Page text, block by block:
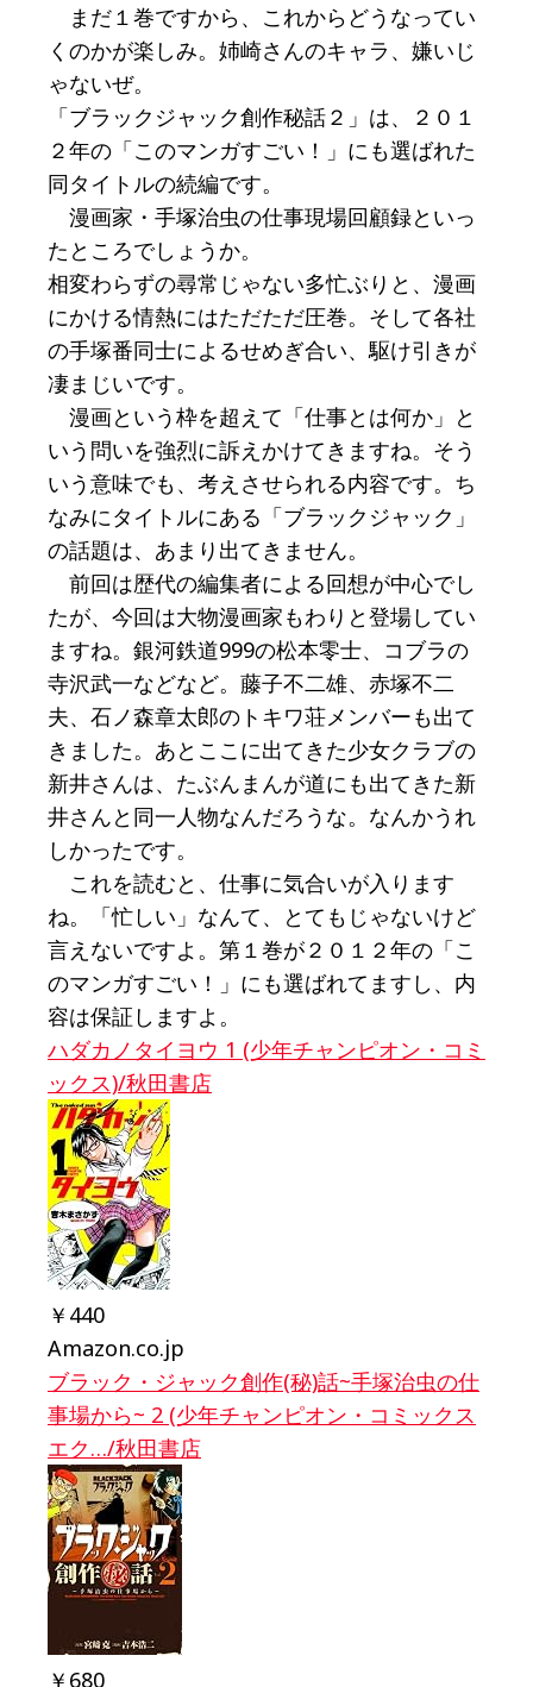
まだ１巻ですから、これからどうなってい
くのかが楽しみ。姉崎さんのキャラ、嫌いじ
ゃないぜ。
「ブラックジャック創作秘話２」は、２０１
２年の「このマンガすごい！」にも選ばれた
同タイトルの続編です。
漫画家・手塚治虫の仕事現場回顧録といっ
たところでしょうか。
相変わらずの尋常じゃない多忙ぶりと、漫画
にかける情熱にはただただ圧巻。そして各社
の手塚番同士によるせめぎ合い、駆け引きが
凄まじいです。
漫画という枠を超えて「仕事とは何か」と
いう問いを強烈に訴えかけてきますね。そう
いう意味でも、考えさせられる内容です。ち
なみにタイトルにある「ブラックジャック」
の話題は、あまり出てきません。
前回は歴代の編集者による回想が中心でし
たが、今回は大物漫画家もわりと登場してい
ますね。銀河鉄道999の松本零士、コブラの
寺沢武一などなど。藤子不二雄、赤塚不二
夫、石ノ森章太郎のトキワ荘メンバーも出て
きました。あとここに出てきた少女クラブの
新井さんは、たぶんまんが道にも出てきた新
井さんと同一人物なんだろうな。なんかうれ
しかったです。
これを読むと、仕事に気合いが入ります
ね。「忙しい」なんて、とてもじゃないけど
言えないですよ。第１巻が２０１２年の「こ
のマンガすごい！」にも選ばれてますし、内
容は保証しますよ。
ハダカノタイヨウ 1 (少年チャンピオン・コミ
ックス)/秋田書店
￥440
Amazon.co.jp
ブラック・ジャック創作(秘)話~手塚治虫の仕
事場から~ 2 (少年チャンピオン・コミックス
エク…/秋田書店
￥680